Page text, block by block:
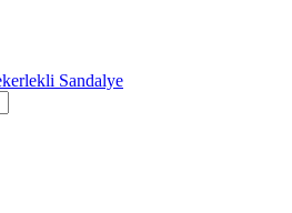
Sandalye